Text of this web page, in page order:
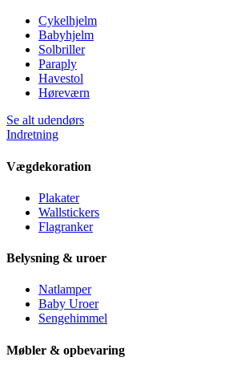
Cykelhjelm
Babyhjelm
Solbriller
Paraply
Havestol
Høreværn
Se alt udendørs
Indretning
Vægdekoration
Plakater
Wallstickers
Flagranker
Belysning & uroer
Natlamper
Baby Uroer
Sengehimmel
Møbler & opbevaring